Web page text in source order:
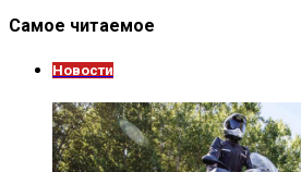
Самое читаемое
Новости